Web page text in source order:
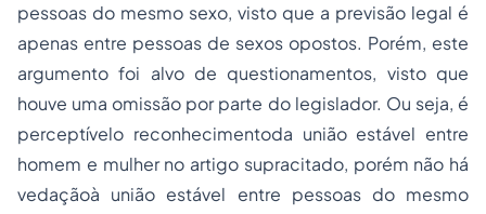
pessoas do mesmo sexo, visto que a previsão legal é
apenas entre pessoas de sexos opostos. Porém, este
argumento foi alvo de questionamentos, visto que
houve uma omissão por parte do legislador. Ou seja, é
perceptívelo reconhecimentoda união estável entre
homem e mulher no artigo supracitado, porém não há
vedaçãoà união estável entre pessoas do mesmo